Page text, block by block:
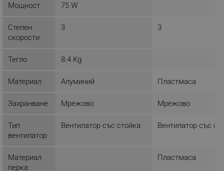
Мощност 75 W
Степен
скорости
3 3
Тегло 8.4 Kg
Материал Алуминий Пластмаса
Захранване Мрежово Мрежово
Тип
вентилатор
Вентилатор със стойка Вентилатор със
Материал
перка
Пластмаса
Строго необходимите бисквитки позволяват
потребителско влизане и управление на
акаунта. Уебсайтът не може да се използва
Provider /